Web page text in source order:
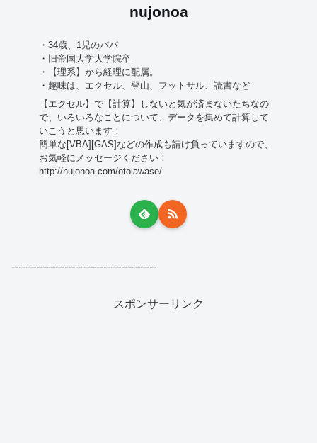
nujonoa
・34歳、1児のパパ
・旧帝国大学大学院卒
・【理系】から経理に配属。
・趣味は、エクセル、登山、フットサル、読書など
【エクセル】で【計算】しないと気が済まないたちなの
で、いろいろなことについて、データを集めて計算して
いこうと思います！
簡単な[VBA][GAS]などの作成も請け負っていますので、
お気軽にメッセージください！
http://nujonoa.com/otoiawase/
-----------------------------------------
スポンサーリンク